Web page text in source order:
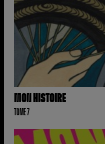
MON HISTOIRE
TOME 7